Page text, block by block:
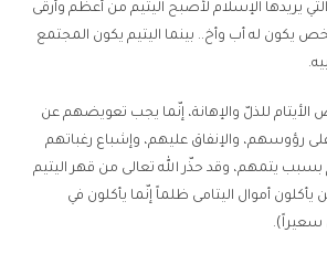
يريدها الإسلام لأصبح اليتيم من أعظم وأرقى
يكون له أب وأخ.. بينما اليتيم يكون المجتمع
الأيتام للذلّ والإهانة، إنّما يجب تعويضهم عن
رؤوسهم، والإنفاق عليهم، وإشباع رغباتهم
بسبب يتمهم، وقد حذّر الله تعالى من قهر اليتيم
يأكلون أموال اليتامى ظلماً إنّما يأكلون في
سعيراً).